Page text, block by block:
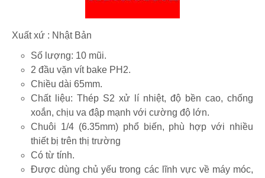
Xuất xứ : Nhật Bản
Số lượng: 10 mũi.
2 đầu vặn vít bake PH2.
Chiều dài 65mm.
Chất liệu: Thép S2 xử lí nhiệt, độ bền cao, chống
xoắn, chịu va đập mạnh với cường độ lớn.
Chuôi 1/4 (6.35mm) phổ biến, phù hợp với nhiều
thiết bị trên thị trường
Có từ tính.
Được dùng chủ yếu trong các lĩnh vực về máy móc,